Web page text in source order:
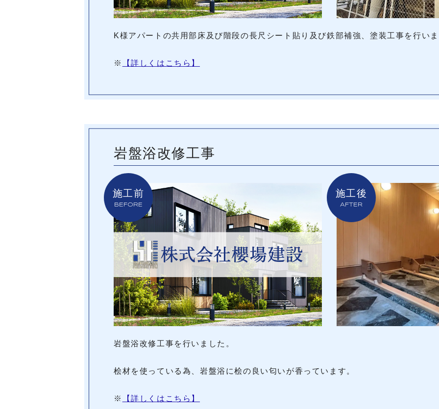
K様アパートの共用部床及び階段の長尺シート貼り及び鉄部補強、塗装工事を行い
※ 【詳しくはこちら】
岩盤浴改修工事
施工前
BEFORE
施工後
AFTER
岩盤浴改修工事を行いました。
桧材を使っている為、岩盤浴に桧の良い匂いが香っています。
※ 【詳しくはこちら】